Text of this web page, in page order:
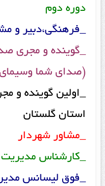
دوره دوم
_فرهنگی،دبیر و
_گوینده و مجری
(صدای شما
_اولین گوینده و
استان گلستان
_مشاور شهردار
_کارشناس مدیریت
_فوق لیسانس